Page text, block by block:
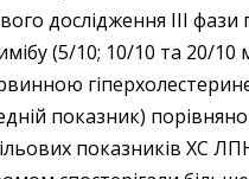
дослідження III
(5/10; 10/10 та 20/
показник)
показників ХС